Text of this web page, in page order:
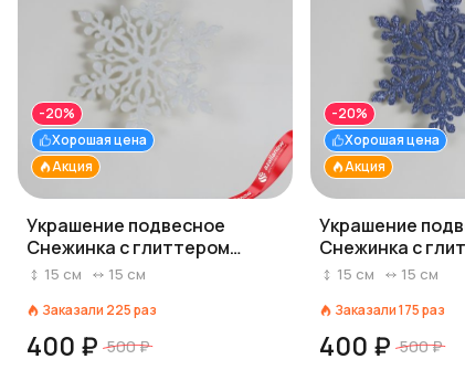
Акция
Хорошая цена
-20%
Украшение подвесное
Снежинка с глиттером
(дерево), 15х15см, белый
15 см 15 см
Заказали 225раз
400 ₽ 500 ₽
Акция
Хорошая цена
-20%
Украшение
Снежинка с
(дерево),
15 см 15 см
Заказали175раз
400 ₽ 500 ₽